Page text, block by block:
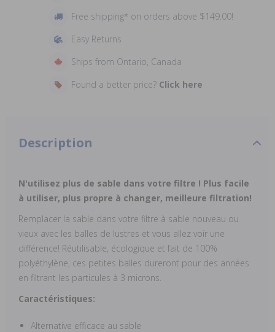
Free shipping* on orders above $149.00!
Easy Returns
Ships from Ontario, Canada
Found a better price? Click here
Description
N'utilisez plus de sable dans votre filtre ! Plus facile
à utiliser, plus propre à changer, meilleure filtration!
Remplacer la sable dans votre filtre à sable nouveau ou
vieux avec les balles de lustres et vous allez voir une
différence! Réutilisable, écologique et fait de 100%
polyéthylène, ces petites balles dureront pour des années
en filtrant les particules à 3 microns.
Caractéristiques:
Alternative efficace au sable